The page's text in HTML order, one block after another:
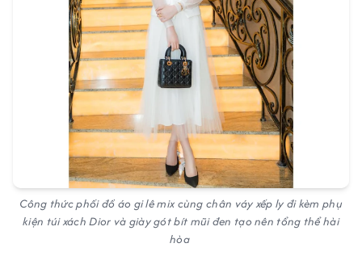
Công thức phối đồ áo gi lê mix cùng chân váy xếp ly đi kèm phụ
kiện túi xách Dior và giày gót bít mũi đen tạo nên tổng thể hài
hòa